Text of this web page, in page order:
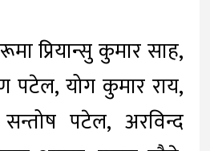
प्रियान्सु कुमार साह,
पटेल, योग कुमार राय,
सन्तोष पटेल, अरविन्द